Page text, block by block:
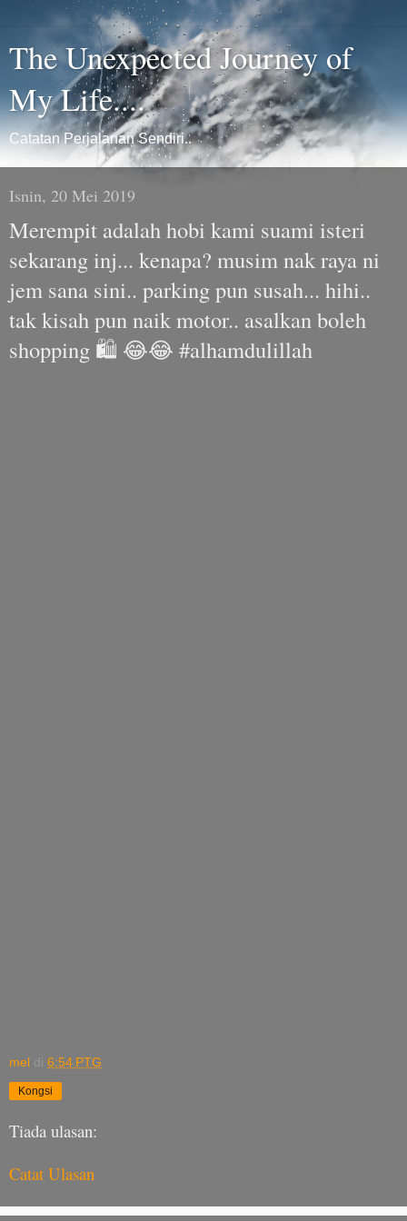
The Unexpected Journey of
My Life....
Catatan Perjalanan Sendiri..
Isnin, 20 Mei 2019
Merempit adalah hobi kami suami isteri
sekarang inj... kenapa? musim nak raya ni
jem sana sini.. parking pun susah... hihi..
tak kisah pun naik motor.. asalkan boleh
shopping 🛍 😂😂 #alhamdulillah
mel di 6:54 PTG
Kongsi
Tiada ulasan:
Catat Ulasan